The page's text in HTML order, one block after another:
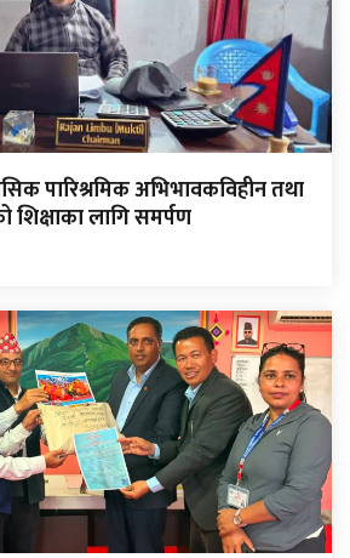
पारिश्रमिक अभिभावकविहीन तथा
शिक्षाका लागि समर्पण